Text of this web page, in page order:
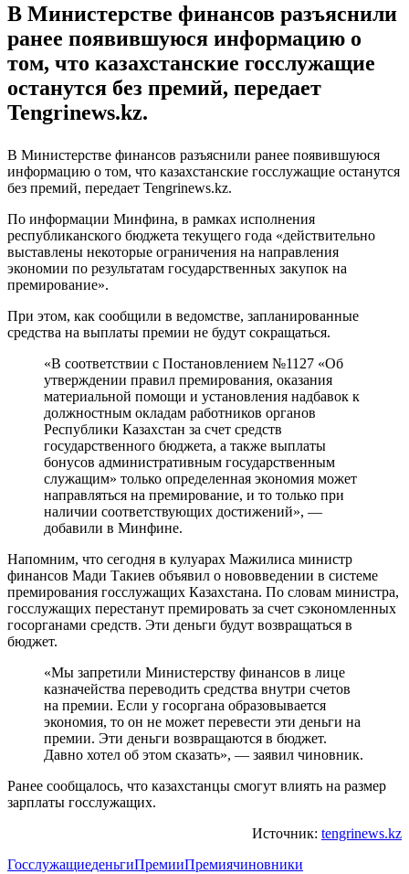
В Министерстве финансов разъяснили
ранее появившуюся информацию о
том, что казахстанские госслужащие
останутся без премий, передает
Tengrinews.kz.
В Министерстве финансов разъяснили ранее появившуюся
информацию о том, что казахстанские госслужащие останутся
без премий, передает Tengrinews.kz.
По информации Минфина, в рамках исполнения
республиканского бюджета текущего года «действительно
выставлены некоторые ограничения на направления
экономии по результатам государственных закупок на
премирование».
При этом, как сообщили в ведомстве, запланированные
средства на выплаты премии не будут сокращаться.
«В соответствии с Постановлением №1127 «Об
утверждении правил премирования, оказания
материальной помощи и установления надбавок к
должностным окладам работников органов
Республики Казахстан за счет средств
государственного бюджета, а также выплаты
бонусов административным государственным
служащим» только определенная экономия может
направляться на премирование, и то только при
наличии соответствующих достижений», —
добавили в Минфине.
Напомним, что сегодня в кулуарах Мажилиса министр
финансов Мади Такиев объявил о нововведении в системе
премирования госслужащих Казахстана. По словам министра,
госслужащих перестанут премировать за счет сэкономленных
госорганами средств. Эти деньги будут возвращаться в
бюджет.
«Мы запретили Министерству финансов в лице
казначейства переводить средства внутри счетов
на премии. Если у госоргана образовывается
экономия, то он не может перевести эти деньги на
премии. Эти деньги возвращаются в бюджет.
Давно хотел об этом сказать», — заявил чиновник.
Ранее сообщалось, что казахстанцы смогут влиять на размер
зарплаты госслужащих.
Источник: tengrinews.kz
ГосслужащиеденьгиПремииПремиячиновники